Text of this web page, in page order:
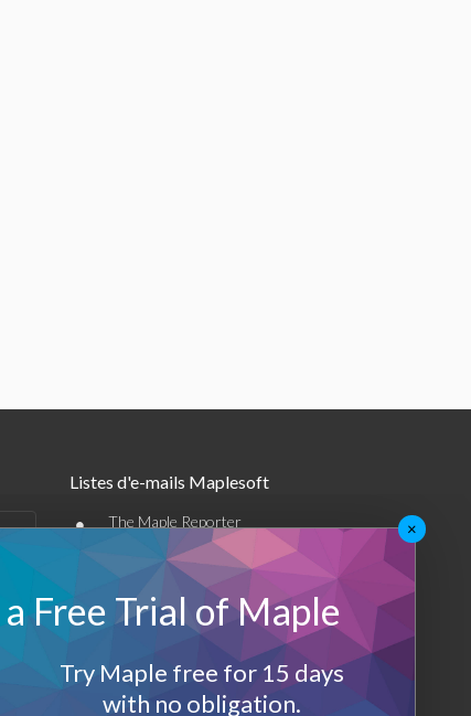
Listes d'e-mails Maplesoft
• The Maple Reporter
Autres offres par e-mail
Maplesoft Membership
Log-Out
×
Free Trial of Maple
Try Maple free for 15 days
with no obligation.